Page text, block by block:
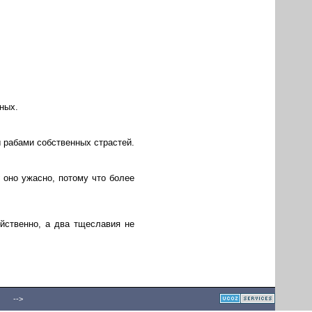
собственных страстей.
ужасно, потому что более
а два тщеславия не
-->